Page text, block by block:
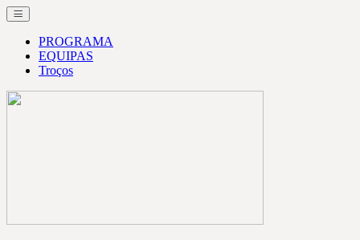
PROGRAMA
EQUIPAS
Troços